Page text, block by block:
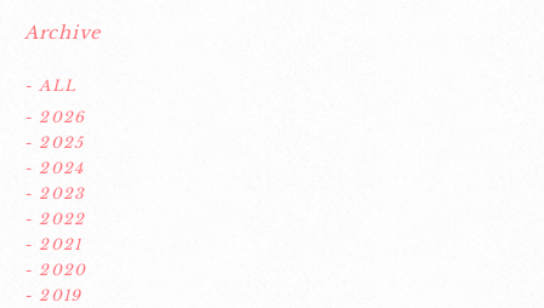
Archive
- ALL
- 2026
- 2025
- 2024
- 2023
- 2022
- 2021
- 2020
- 2019